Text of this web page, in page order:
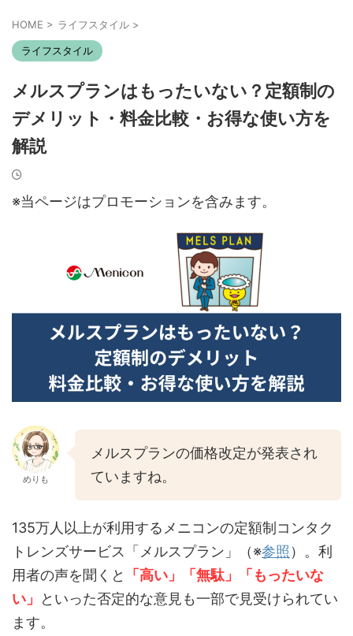
HOME > ライフスタイル >
ライフスタイル
メルスプランはもったいない？定額制の
デメリット・料金比較・お得な使い方を
解説
※当ページはプロモーションを含みます。
めりも
メルスプランの価格改定が発表され
ていますね。
135万人以上が利用するメニコンの定額制コンタク
トレンズサービス「メルスプラン」（※参照 ）。利
用者の声を聞くと
「高い」「無駄」「もったいな
い」
といった否定的な意見も一部で見受けられてい
ます。